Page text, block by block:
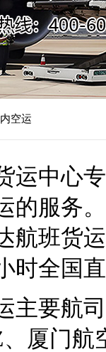
空运
心专注
的服务
航班货
时全国
航司舱
厦门